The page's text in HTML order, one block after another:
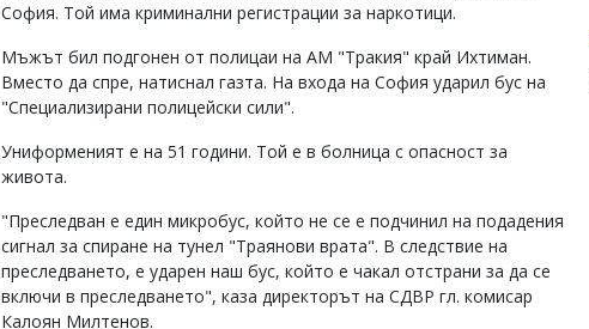
София. Той има криминални регистрации за наркотици.
Мъжът бил подгонен от полицаи на АМ "Тракия" край Ихтиман.
Вместо да спре, натиснал газта. На входа на София ударил бус на
"Специализирани полицейски сили".
Униформеният е на 51 години. Той е в болница с опасност за
живота.
"Преследван е един микробус, който не се е подчинил на подадения
сигнал за спиране на тунел "Траянови врата". В следствие на
преследването, е ударен наш бус, който е чакал отстрани за да се
включи в преследването", каза директорът на СДВР гл. комисар
Калоян Милтенов.